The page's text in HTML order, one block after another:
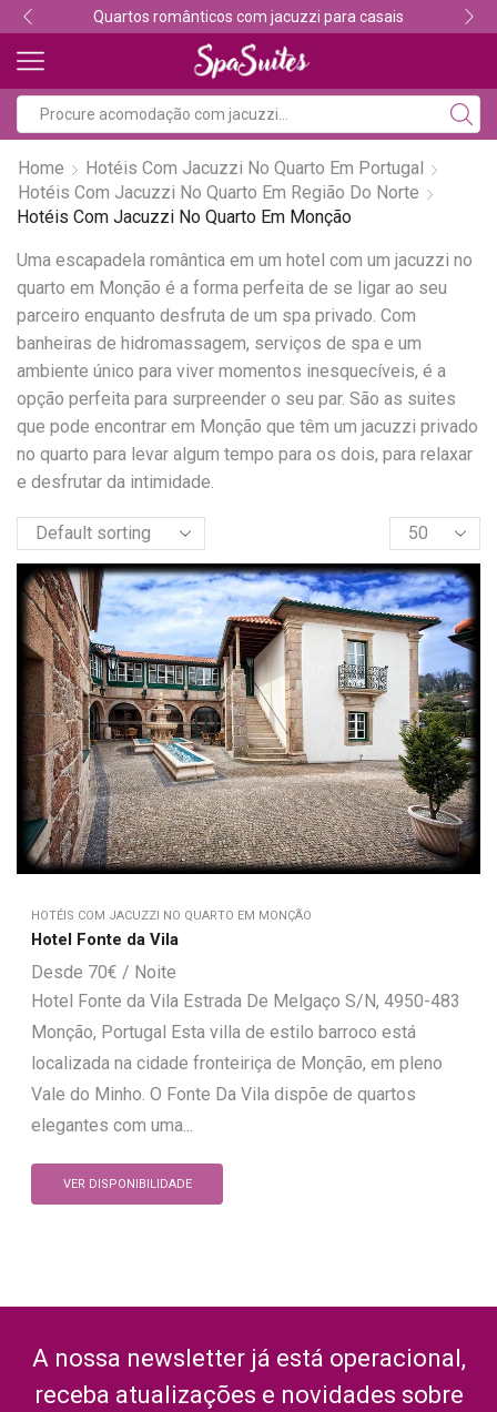
Quartos românticos com jacuzzi para casais
Home
Hotéis Com Jacuzzi No Quarto Em Portugal
Hotéis Com Jacuzzi No Quarto Em Região Do Norte
Hotéis Com Jacuzzi No Quarto Em Monção
Uma escapadela romântica em um hotel com um jacuzzi no
quarto em Monção é a forma perfeita de se ligar ao seu
parceiro enquanto desfruta de um spa privado. Com
banheiras de hidromassagem, serviços de spa e um
ambiente único para viver momentos inesquecíveis, é a
opção perfeita para surpreender o seu par. São as suites
que pode encontrar em Monção que têm um jacuzzi privado
no quarto para levar algum tempo para os dois, para relaxar
e desfrutar da intimidade.
HOTÉIS COM JACUZZI NO QUARTO EM MONÇÃO
Hotel Fonte da Vila
70€
Hotel Fonte da Vila Estrada De Melgaço S/N, 4950-483
Monção, Portugal Esta villa de estilo barroco está
localizada na cidade fronteiriça de Monção, em pleno
Vale do Minho. O Fonte Da Vila dispõe de quartos
elegantes com uma...
VER DISPONIBILIDADE
A nossa newsletter já está operacional,
receba atualizações e novidades sobre